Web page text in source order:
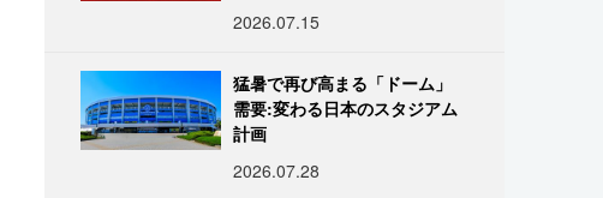
2026.07.15
猛暑で再び高まる「ドーム」
需要:変わる日本のスタジアム
計画
2026.07.28